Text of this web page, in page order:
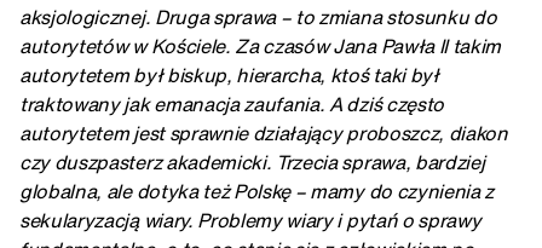
aksjologicznej. Druga sprawa – to zmiana stosunku do
autorytetów w Kościele. Za czasów Jana Pawła II takim
autorytetem był biskup, hierarcha, ktoś taki był
traktowany jak emanacja zaufania. A dziś często
autorytetem jest sprawnie działający proboszcz, diakon
czy duszpasterz akademicki. Trzecia sprawa, bardziej
globalna, ale dotyka też Polskę – mamy do czynienia z
sekularyzacją wiary. Problemy wiary i pytań o sprawy